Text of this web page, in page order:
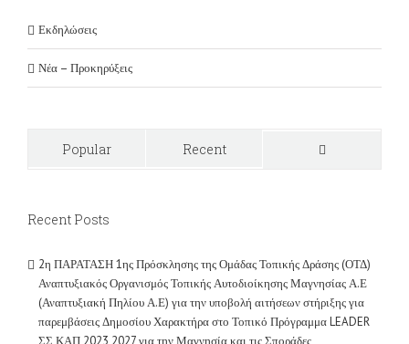
Εκδηλώσεις
Νέα – Προκηρύξεις
Popular Recent
Recent Posts
2η ΠΑΡΑΤΑΣΗ 1ης Πρόσκλησης της Ομάδας Τοπικής Δράσης (ΟΤΔ)
Αναπτυξιακός Οργανισμός Τοπικής Αυτοδιοίκησης Μαγνησίας Α.Ε
(Αναπτυξιακή Πηλίου Α.Ε) για την υποβολή αιτήσεων στήριξης για
παρεμβάσεις Δημοσίου Χαρακτήρα στο Τοπικό Πρόγραμμα LEADER
ΣΣ ΚΑΠ 2023 2027 για την Μαγνησία και τις Σποράδες